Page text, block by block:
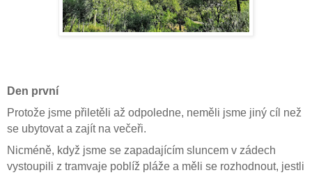
Den první
Protože jsme přiletěli až odpoledne, neměli jsme jiný cíl než
se ubytovat a zajít na večeři.
Nicméně, když jsme se zapadajícím sluncem v zádech
vystoupili z tramvaje poblíž pláže a měli se rozhodnout, jestli